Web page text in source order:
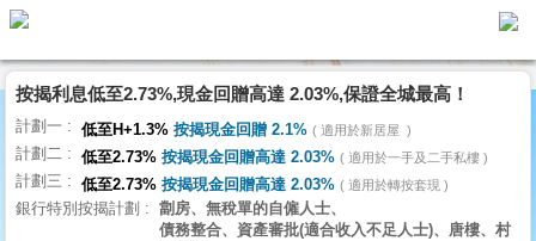
代
理
主
頁
搵
樓/
按揭利息低至2.73%,現金回贈高達 2.03%,保證全城最高！
計劃一 低至H+1.3% 按揭現金回贈 2.1% 適用於新居屋
計劃二 低至2.73% 按揭現金回贈高達 2.03% 適用於一手及二手私樓
計劃三 低至2.73% 按揭現金回贈高達 2.03% 適用於轉按套現
銀行特別按揭計劃
劏房、無稅單的自僱人士、
債務整合、資產審批(適合收入不足人士)、唐樓、村